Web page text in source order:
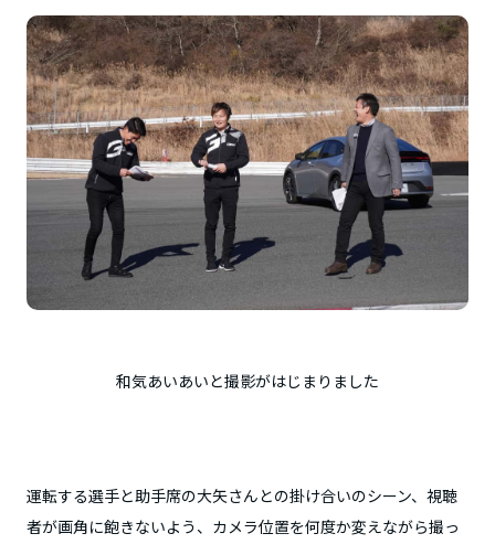
和気あいあいと撮影がはじまりました
運転する選手と助手席の大矢さんとの掛け合いのシーン、視聴
者が画角に飽きないよう、カメラ位置を何度か変えながら撮っ